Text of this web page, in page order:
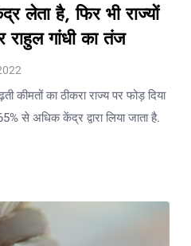
लेता है, फिर भी राज्यों
राहुल गांधी का तंज
कीमतों का ठीकरा राज्य पर फोड़ दिया
से अधिक केंद्र द्वारा लिया जाता है.